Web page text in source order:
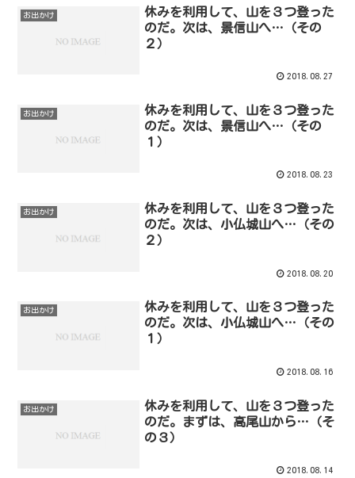
お出かけ
休みを利用して、山を３つ登った
のだ。次は、景信山へ…（その
２）
2018.08.27
お出かけ
休みを利用して、山を３つ登った
のだ。次は、景信山へ…（その
１）
2018.08.23
お出かけ
休みを利用して、山を３つ登った
のだ。次は、小仏城山へ…（その
２）
2018.08.20
お出かけ
休みを利用して、山を３つ登った
のだ。次は、小仏城山へ…（その
１）
2018.08.16
お出かけ
休みを利用して、山を３つ登った
のだ。まずは、高尾山から…（そ
の３）
2018.08.14